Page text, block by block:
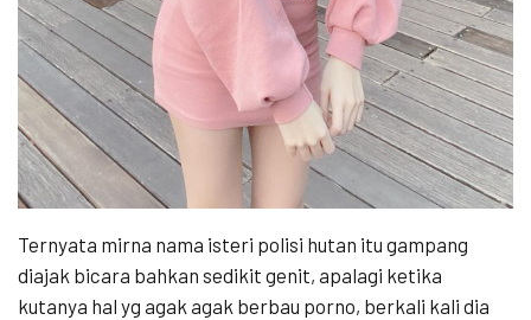
Ternyata mirna nama isteri polisi hutan itu gampang
diajak bicara bahkan sedikit genit, apalagi ketika
kutanya hal yg agak agak berbau porno, berkali kali dia